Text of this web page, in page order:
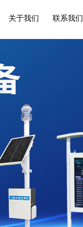
关于我们 联系我们